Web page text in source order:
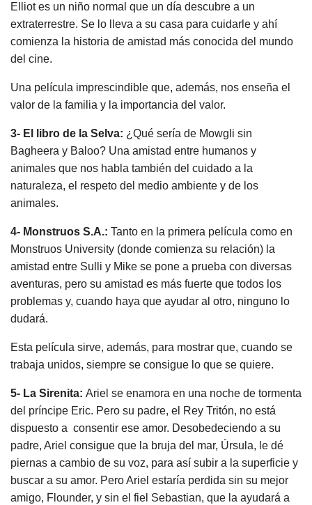
Elliot es un niño normal que un día descubre a un
extraterrestre. Se lo lleva a su casa para cuidarle y ahí
comienza la historia de amistad más conocida del mundo
del cine.
Una película imprescindible que, además, nos enseña el
valor de la familia y la importancia del valor.
3- El libro de la Selva: ¿Qué sería de Mowgli sin
Bagheera y Baloo? Una amistad entre humanos y
animales que nos habla también del cuidado a la
naturaleza, el respeto del medio ambiente y de los
animales.
4- Monstruos S.A.: Tanto en la primera película como en
Monstruos University (donde comienza su relación) la
amistad entre Sulli y Mike se pone a prueba con diversas
aventuras, pero su amistad es más fuerte que todos los
problemas y, cuando haya que ayudar al otro, ninguno lo
dudará.
Esta película sirve, además, para mostrar que, cuando se
trabaja unidos, siempre se consigue lo que se quiere.
5- La Sirenita: Ariel se enamora en una noche de tormenta
del príncipe Eric. Pero su padre, el Rey Tritón, no está
dispuesto a consentir ese amor. Desobedeciendo a su
padre, Ariel consigue que la bruja del mar, Úrsula, le dé
piernas a cambio de su voz, para así subir a la superficie y
buscar a su amor. Pero Ariel estaría perdida sin su mejor
amigo, Flounder, y sin el fiel Sebastian, que la ayudará a